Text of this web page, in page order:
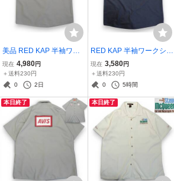
美品 RED KAP 半袖ワー
クシャツ L●木製サイン風
Quality Craftsman Constr
uction プリント●洗濯プレ
21
現在 4,980円
＋送料230円
0
2日
RED KAP 半袖ワークシャ
ツ L●SADDLE ROCK Pub
& Brewery プリント●洗濯
プレス済●ネコポス可●レ
現在 3,580円
＋送料230円
0
5時間
本日終了 本日終了